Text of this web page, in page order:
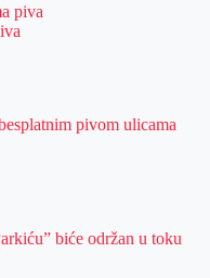
piva
pivom ulicama
biće održan u toku